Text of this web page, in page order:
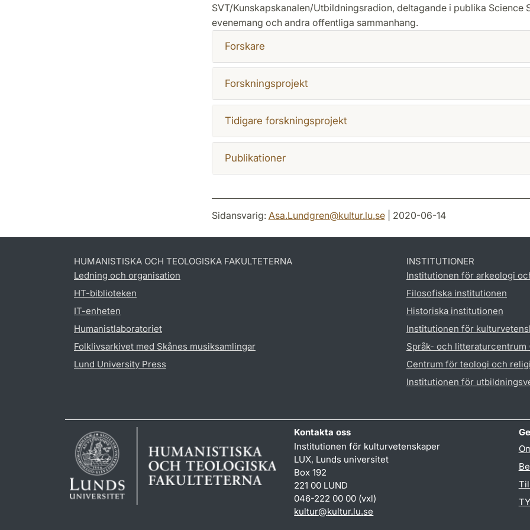
SVT/Kunskapskanalen/Utbildningsradion, deltagande i publika Science
evenemang och andra offentliga sammanhang.
Forskare
Forskningsprojekt
Tidigare forskningsprojekt
Publikationer
Sidansvarig: Asa.Lundgren@kultur.lu.se| 2020-06-14
HUMANISTISKA OCH TEOLOGISKA FAKULTETERNA
Ledning och organisation
HT-biblioteken
IT-enheten
Humanistlaboratoriet
Folklivsarkivet med Skånes musiksamlingar
Lund University Press
INSTITUTIONER
Institutionen för arkeologi
Filosofiska institutionen
Historiska institutionen
Institutionen för
Språk- och litteraturcentrum
Centrum för teologi och
Institutionen för
Kontakta oss
Institutionen för kulturvetenskaper
LUX, Lunds universitet
Box 192
221 00 LUND
046-222 00 00 (vxl)
kultur@kultur.lu.se